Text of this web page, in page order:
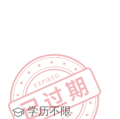
学历不限